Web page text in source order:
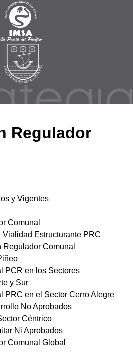
Regulador
y Vigentes
Comunal
Vialidad Estructurante PRC
Regulador Comunal
PCR en los Sectores
y Sur
PRC en el Sector Cerro Alegre
No Aprobados
Céntrico
Ni Aprobados
Comunal Global